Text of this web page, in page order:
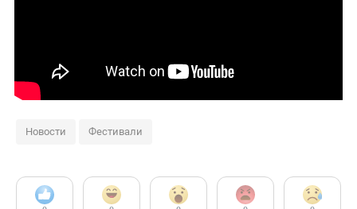
Новости Фестивали